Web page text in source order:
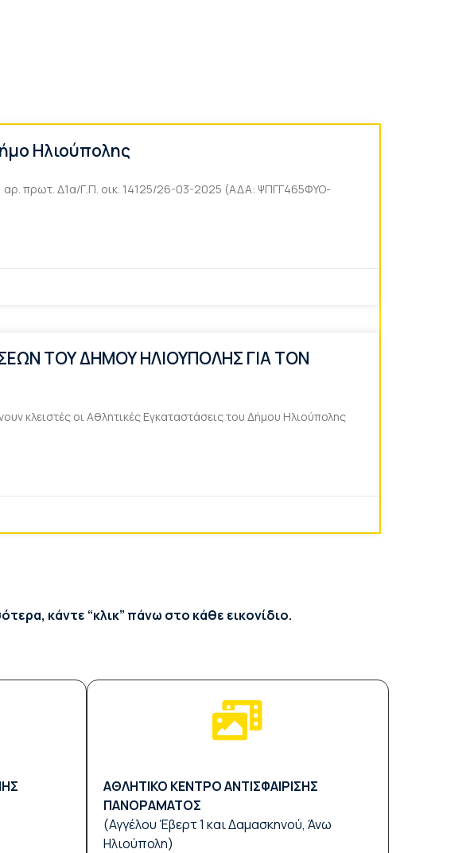
Ηλιούπολης
αρ. πρωτ. Δ1α/Γ.Π. οικ. 14125/26-03-2025 (ΑΔΑ: ΨΠΓΓ465ΦΥΟ-
ΤΟΥ ΔΗΜΟΥ ΗΛΙΟΥΠΟΛΗΣ ΓΙΑ ΤΟΝ
κλειστές οι Αθλητικές Εγκαταστάσεις του Δήμου Ηλιούπολης
κάντε “κλικ” πάνω στο κάθε εικονίδιο.
ΑΘΛΗΤΙΚΟ ΚΕΝΤΡΟ ΑΝΤΙΣΦΑΙΡΙΣΗΣ
ΠΑΝΟΡΑΜΑΤΟΣ
(Αγγέλου Έβερτ 1 και Δαμασκηνού, Άνω
Ηλιούπολη)